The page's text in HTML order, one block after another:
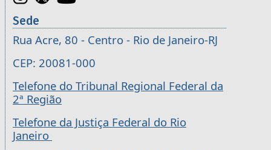
Sede
Rua Acre, 80 - Centro - Rio de Janeiro-RJ
CEP: 20081-000
Telefone do Tribunal Regional Federal da
2ª Região
Telefone da Justiça Federal do Rio
Janeiro